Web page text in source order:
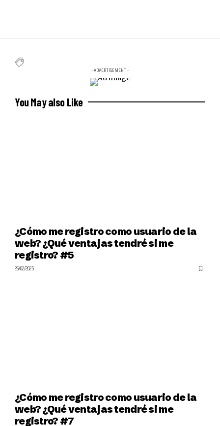
- ADVERTISEMENT -
You May also Like
¿Cómo me registro como usuario de la
web? ¿Qué ventajas tendré si me
registro? #5
26/02/2025
¿Cómo me registro como usuario de la
web? ¿Qué ventajas tendré si me
registro? #7